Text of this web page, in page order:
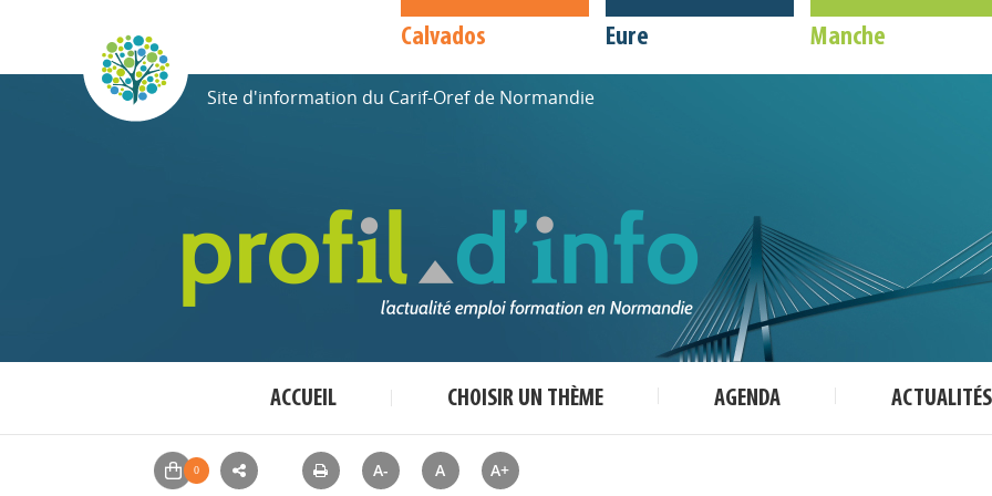
Calvados Eure Manche
Site d'information du Carif-Oref de Normandie
ACCUEIL CHOISIR UN THÈME AGENDA ACTUALITÉS
A- A A+